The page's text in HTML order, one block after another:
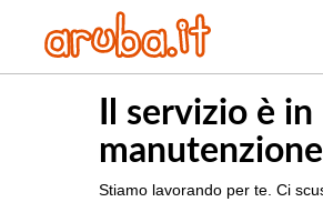
Il servizio è in
manutenzione
Stiamo lavorando per te. Ci